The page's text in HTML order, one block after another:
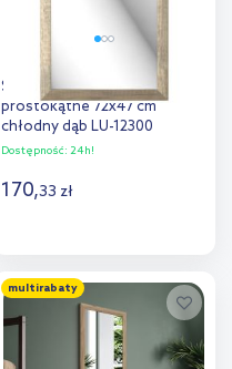
Styler Lahti lustro
prostokątne 72x47 cm
chłodny dąb LU-12300
Dostępność: 24h!
170,33 zł
Dodaj do
porównania
multirabaty